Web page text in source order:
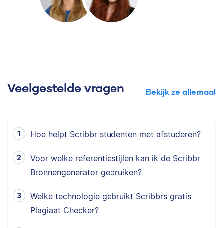
Veelgestelde vragen Bekijk ze allemaal
Hoe helpt Scribbr studenten met afstuderen?
Voor welke referentiestijlen kan ik de Scribbr
Bronnengenerator gebruiken?
Welke technologie gebruikt Scribbrs gratis
Plagiaat Checker?